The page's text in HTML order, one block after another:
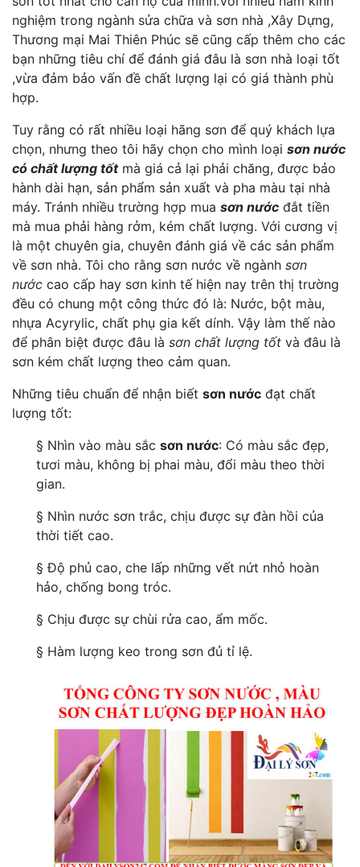
nghiệm trong ngành sửa chữa và sơn nhà ,Xây Dựng,
Thương mại Mai Thiên Phúc sẽ cũng cấp thêm cho các
bạn những tiêu chí để đánh giá đâu là sơn nhà loại tốt
,vừa đảm bảo vấn đề chất lượng lại có giá thành phù
hợp.
Tuy rằng có rất nhiều loại hãng sơn để quý khách lựa
chọn, nhưng theo tôi hãy chọn cho mình loại sơn nước
có chất lượng tốtmà giá cả lại phải chăng, được bảo
hành dài hạn, sản phẩm sản xuất và pha màu tại nhà
máy. Tránh nhiều trường hợp mua sơn nước đắt tiền
mà mua phải hàng rởm, kém chất lượng. Với cương vị
là một chuyên gia, chuyên đánh giá về các sản phẩm
về sơn nhà. Tôi cho rằng sơn nước về ngành sơn
nước cao cấp hay sơn kinh tế hiện nay trên thị trường
đều có chung một công thức đó là: Nước, bột màu,
nhựa Acyrylic, chất phụ gia kết dính. Vậy làm thế nào
để phân biệt được đâu là sơn chất lượng tốt và đâu là
sơn kém chất lượng theo cảm quan.
Những tiêu chuẩn để nhận biết sơn nước đạt chất
lượng tốt:
§ Nhìn vào màu sắc sơn nước: Có màu sắc đẹp,
tươi màu, không bị phai màu, đổi màu theo thời
gian.
§ Nhìn nước sơn trắc, chịu được sự đàn hồi của
thời tiết cao.
§ Độ phủ cao, che lấp những vết nứt nhỏ hoàn
hảo, chống bong tróc.
§ Chịu được sự chùi rửa cao, ẩm mốc.
§ Hàm lượng keo trong sơn đủ tỉ lệ.